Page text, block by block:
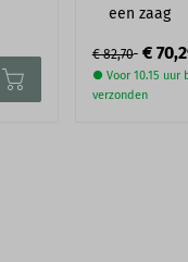
een zaag
€ 82,70 €
● Voor 10.15 uur
verzonden